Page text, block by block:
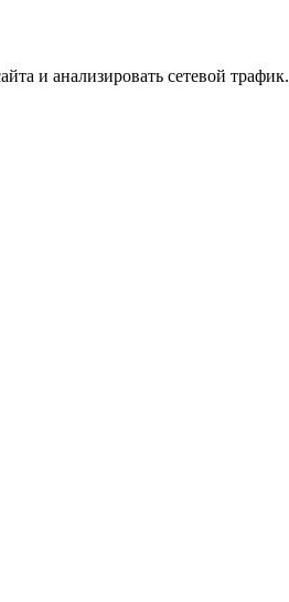
и анализировать сетевой трафик.